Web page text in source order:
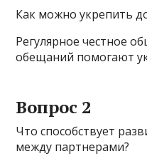
Как можно укрепить
Регулярное честное
обещаний помогают
Вопрос 2
Что способствует
между партнерами?